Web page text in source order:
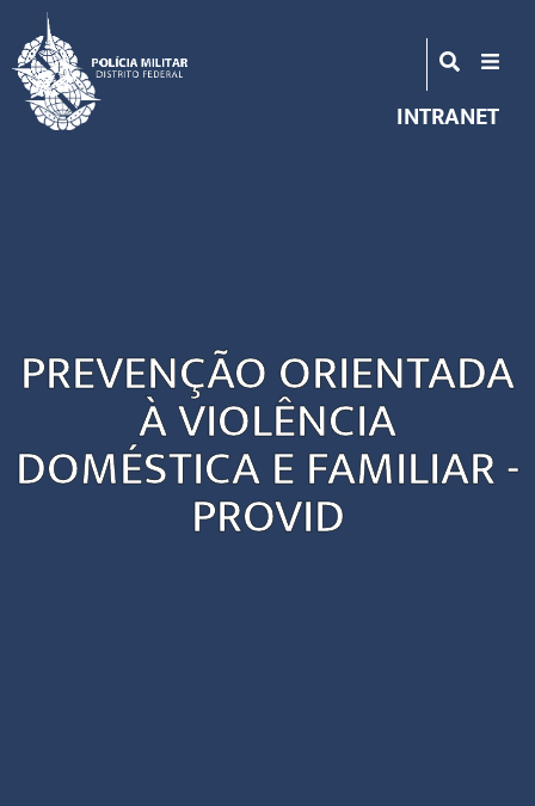
INTRANET
PREVENÇÃO ORIENTADA
À VIOLÊNCIA
DOMÉSTICA E FAMILIAR -
PROVID